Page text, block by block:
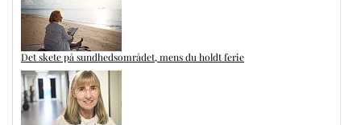
Det skete på sundhedsområdet, mens du holdt ferie